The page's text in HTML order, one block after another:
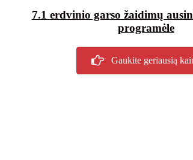
7.1 erdvinio garso žaidimų
programėle
Gaukite geriausią